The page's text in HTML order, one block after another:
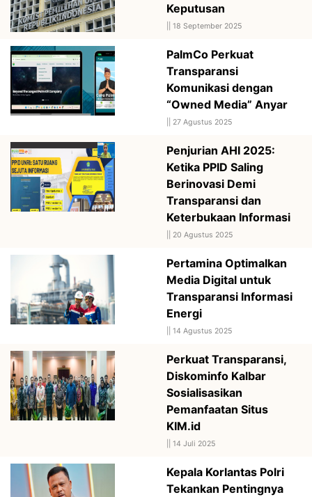
Keputusan
18 September 2025
PalmCo Perkuat
Transparansi
Komunikasi dengan
“Owned Media” Anyar
27 Agustus 2025
Penjurian AHI 2025:
Ketika PPID Saling
Berinovasi Demi
Transparansi dan
Keterbukaan Informasi
20 Agustus 2025
Pertamina Optimalkan
Media Digital untuk
Transparansi Informasi
Energi
14 Agustus 2025
Perkuat Transparansi,
Diskominfo Kalbar
Sosialisasikan
Pemanfaatan Situs
KIM.id
14 Juli 2025
Kepala Korlantas Polri
Tekankan Pentingnya